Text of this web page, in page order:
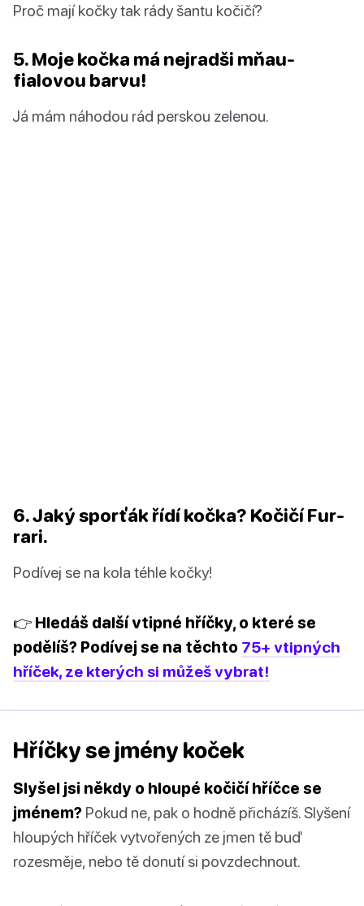
Proč mají kočky tak rády šantu kočičí?
5. Moje kočka má nejradši mňau-
fialovou barvu!
Já mám náhodou rád perskou zelenou.
6. Jaký sporťák řídí kočka? Kočičí Fur-
rari.
Podívej se na kola téhle kočky!
👉 Hledáš další vtipné hříčky, o které se
podělíš? Podívej se na těchto 75+ vtipných
hříček, ze kterých si můžeš vybrat!
Hříčky se jmény koček
Slyšel jsi někdy o hloupé kočičí hříčce se
jménem? Pokud ne, pak o hodně přicházíš. Slyšení
hloupých hříček vytvořených ze jmen tě buď
rozesměje, nebo tě donutí si povzdechnout.